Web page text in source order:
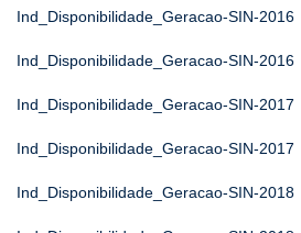
Ind_Disponibilidade_Geracao-SIN-2016
Ind_Disponibilidade_Geracao-SIN-2016
Ind_Disponibilidade_Geracao-SIN-2017
Ind_Disponibilidade_Geracao-SIN-2017
Ind_Disponibilidade_Geracao-SIN-2018